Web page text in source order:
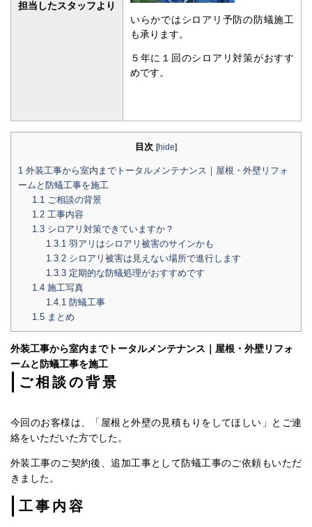
担当したスタッフより
いらかではシロアリ予防の防蟻施工
も承ります。
５年に１回のシロアリ対策がおすす
めです。
目次 [hide]
1 外装工事から室内までトータルメンテナンス｜屋根・外壁リフォ
ームと防蟻工事を施工
1.1ご相談の背景
1.2工事内容
1.3シロアリ対策できていますか？
1.3.1羽アリはシロアリ被害のサインかも
1.3.2シロアリ被害は見えない場所で進行します
1.3.3定期的な防蟻処理がおすすめです
1.4施工写真
1.4.1防蟻工事
1.5まとめ
外装工事から室内までトータルメンテナンス｜屋根・外壁リフォ
ームと防蟻工事を施工
ご相談の背景
今回のお客様は、「屋根と外壁の見積もりをしてほしい」とご連
絡をいただいた方でした。
外装工事のご契約後、追加工事として防蟻工事のご依頼もいただ
きました。
工事内容